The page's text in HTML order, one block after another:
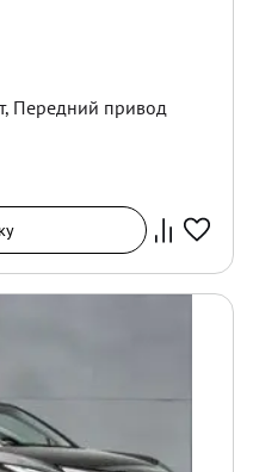
, Передний привод